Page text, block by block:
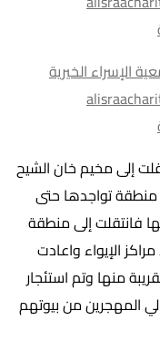
إلى مخيم خان الشيح
منطقة تواجدها حتى
فانتقلت إلى منطقة
الإيواء واعادت
منها وتم استئجار
المهجرين من بيوتهم